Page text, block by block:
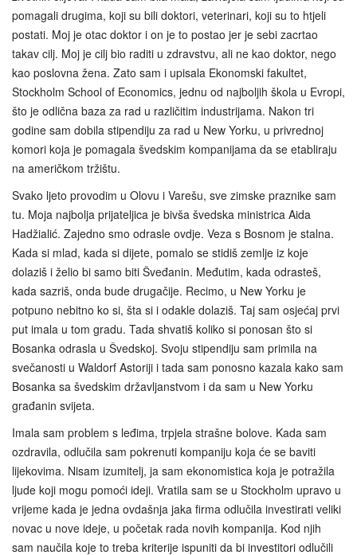
pomagali drugima, koji su bili doktori, veterinari, koji su to htjeli
postati. Moj je otac doktor i on je to postao jer je sebi zacrtao
takav cilj. Moj je cilj bio raditi u zdravstvu, ali ne kao doktor, nego
kao poslovna žena. Zato sam i upisala Ekonomski fakultet,
Stockholm School of Economics, jednu od najboljih škola u Evropi,
što je odlična baza za rad u različitim industrijama. Nakon tri
godine sam dobila stipendiju za rad u New Yorku, u privrednoj
komori koja je pomagala švedskim kompanijama da se etabliraju
na američkom tržištu.
Svako ljeto provodim u Olovu i Varešu, sve zimske praznike sam
tu. Moja najbolja prijateljica je bivša švedska ministrica Aida
Hadžialić. Zajedno smo odrasle ovdje. Veza s Bosnom je stalna.
Kada si mlad, kada si dijete, pomalo se stidiš zemlje iz koje
dolaziš i želio bi samo biti Šveđanin. Međutim, kada odrasteš,
kada sazriš, onda bude drugačije. Recimo, u New Yorku je
potpuno nebitno ko si, šta si i odakle dolaziš. Taj sam osjećaj prvi
put imala u tom gradu. Tada shvatiš koliko si ponosan što si
Bosanka odrasla u Švedskoj. Svoju stipendiju sam primila na
svečanosti u Waldorf Astoriji i tada sam ponosno kazala kako sam
Bosanka sa švedskim državljanstvom i da sam u New Yorku
građanin svijeta.
Imala sam problem s leđima, trpjela strašne bolove. Kada sam
ozdravila, odlučila sam pokrenuti kompaniju koja će se baviti
lijekovima. Nisam izumitelj, ja sam ekonomistica koja je potražila
ljude koji mogu pomoći ideji. Vratila sam se u Stockholm upravo u
vrijeme kada je jedna ovdašnja jaka firma odlučila investirati veliki
novac u nove ideje, u početak rada novih kompanija. Kod njih
sam naučila koje to treba kriterije ispuniti da bi investitori odlučili